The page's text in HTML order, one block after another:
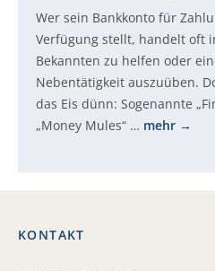
Wer sein Bankkonto für
Verfügung stellt, handelt oft
Bekannten zu helfen oder
Nebentätigkeit auszuüben.
das Eis dünn: Sogenannte
„Money Mules“ … mehr
KONTAKT